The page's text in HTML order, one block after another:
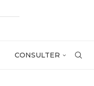
CONSULTER